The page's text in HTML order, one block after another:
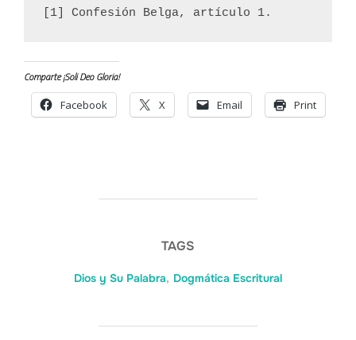
[1] Confesión Belga, artículo 1.
Comparte ¡Soli Deo Gloria!
Facebook X Email Print
TAGS
Dios y Su Palabra, Dogmática Escritural